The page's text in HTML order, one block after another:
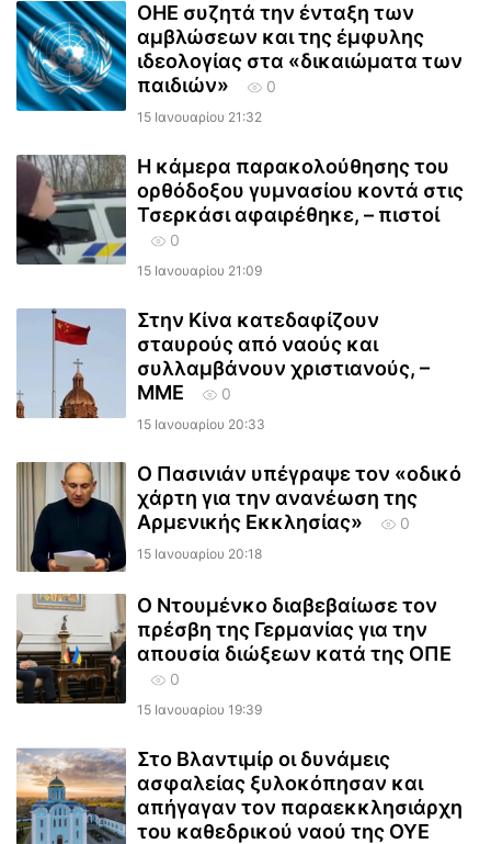
ΟΗΕ συζητά την ένταξη των
αμβλώσεων και της έμφυλης
ιδεολογίας στα «δικαιώματα των
παιδιών»
0
15 Ιανουαρίου 21:32
Η κάμερα παρακολούθησης του
ορθόδοξου γυμνασίου κοντά στις
Τσερκάσι αφαιρέθηκε, – πιστοί
0
15 Ιανουαρίου 21:09
Στην Κίνα κατεδαφίζουν
σταυρούς από ναούς και
συλλαμβάνουν χριστιανούς, –
ΜΜΕ
0
15 Ιανουαρίου 20:33
Ο Πασινιάν υπέγραψε τον «οδικό
χάρτη για την ανανέωση της
Αρμενικής Εκκλησίας»
0
15 Ιανουαρίου 20:18
Ο Ντουμένκο διαβεβαίωσε τον
πρέσβη της Γερμανίας για την
απουσία διώξεων κατά της ΟΠΕ
0
15 Ιανουαρίου 19:39
Στο Βλαντιμίρ οι δυνάμεις
ασφαλείας ξυλοκόπησαν και
απήγαγαν τον παραεκκλησιάρχη
του καθεδρικού ναού της ΟΥΕ